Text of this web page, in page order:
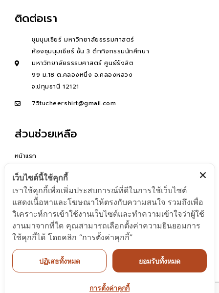
ติดต่อเรา
ชุมนุมเชียร์ มหาวิทยาลัยธรรมศาสตร์
ห้องชุมนุมเชียร์ ชั้น 3 ตึกกิจกรรมนักศึกษา
มหาวิทยาลัยธรรมศาสตร์ ศูนย์รังสิต
99 ม.18 ต.คลองหนึ่ง อ.คลองหลวง
จ.ปทุมธานี 12121
75tucheershirt@gmail.com
ส่วนช่วยเหลือ
หน้าแรก
คำถามที่พบบ่อย
ติดต่อเรา
READ MORE
© Copyright 2024 Versatile Haus. All Rights
เว็บไซต์นี้ใช้คุกกี้
เราใช้คุกกี้เพื่อเพิ่มประสบการณ์ที่ดีในการใช้เว็บไซต์
แสดงเนื้อหาและโฆษณาให้ตรงกับความสนใจ รวมถึงเพื่อ
วิเคราะห์การเข้าใช้งานเว็บไซต์และทำความเข้าใจว่าผู้ใช้
งานมาจากที่ใด คุณสามารถเลือกตั้งค่าความยินยอมการ
ใช้คุกกี้ได้ โดยคลิก “การตั้งค่าคุกกี้”
ปฏิเสธทั้งหมด ยอมรับทั้งหมด
การตั้งค่าคุกกี้